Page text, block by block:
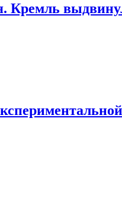
Кремль